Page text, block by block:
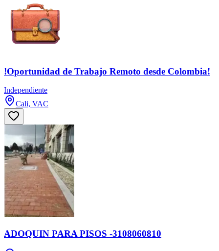
!Oportunidad de Trabajo Remoto desde Colombia!
Independiente
Cali, VAC
ADOQUIN PARA PISOS -3108060810